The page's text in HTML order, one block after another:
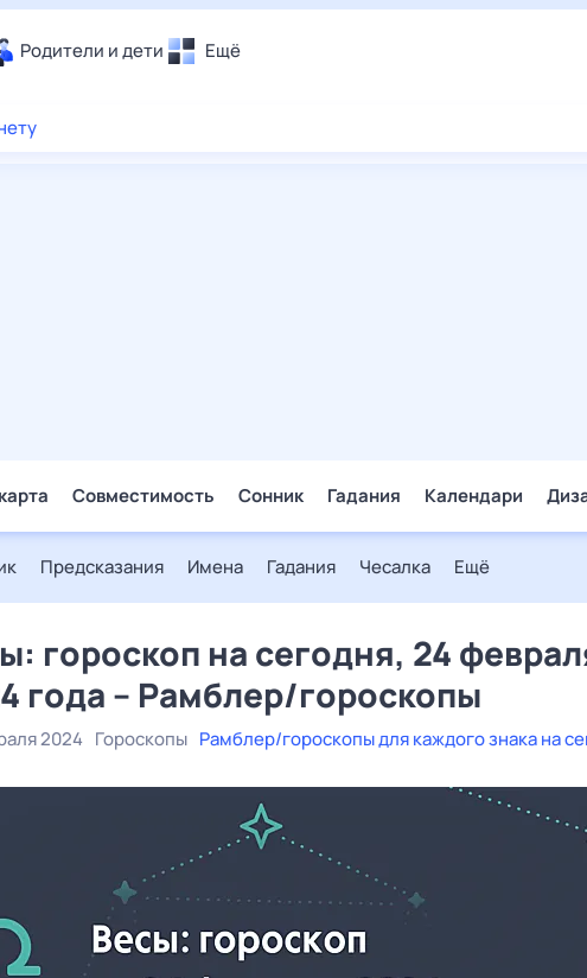
Родители и дети Ещё
Совместимость Сонник Гадания Календари
Предсказания Имена Гадания Чесалка Ещё
гороскоп на сегодня, 24
года – Рамблер/гороскопы
2024 Гороскопы Рамблер/гороскопы для каждого знака на